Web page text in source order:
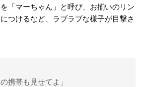
「マーちゃん」と呼び、お揃いのリン
つけるなど、ラブラブな様子が目撃さ
携帯も見せてよ」